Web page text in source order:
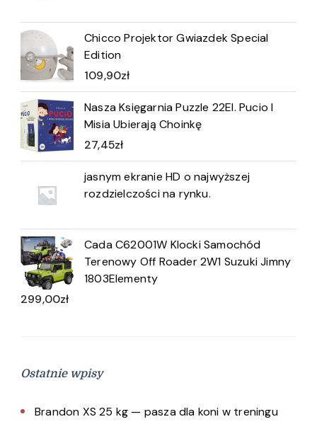
Chicco Projektor Gwiazdek Special
Edition
109,90zł
Nasza Księgarnia Puzzle 22El. Pucio I
Misia Ubierają Choinkę
27,45zł
jasnym ekranie HD o najwyższej
rozdzielczości na rynku.
Cada C62001W Klocki Samochód
Terenowy Off Roader 2W1 Suzuki Jimny
1803Elementy
299,00zł
Ostatnie wpisy
Brandon XS 25 kg — pasza dla koni w treningu